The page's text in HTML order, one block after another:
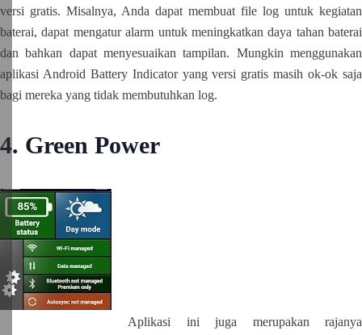
versi gratis. Misalnya, Anda dapat membuat file log untuk kegiatan
baterai, dapat mengatur alarm untuk meningkatkan daya tahan baterai
dan bahkan dapat menyesuaikan tampilan. Mungkin menggunakan
aplikasi Android Battery Indicator yang versi gratis masih ok-ok saja
bagi mereka yang tidak membutuhkan log.
4. Green Power
Aplikasi ini juga merupakan rajanya